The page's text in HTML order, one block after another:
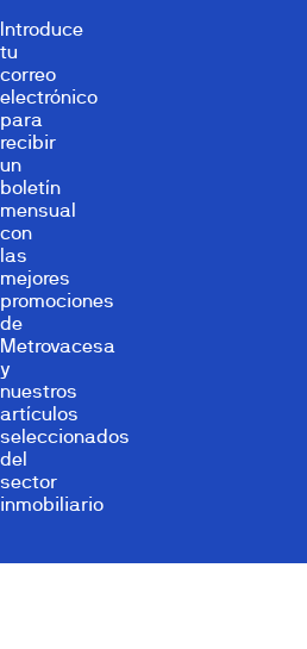
Introduce
tu
correo
electrónico
para
recibir
un
boletín
mensual
con
las
mejores
promociones
de
Metrovacesa
y
nuestros
artículos
seleccionados
del
sector
inmobiliario